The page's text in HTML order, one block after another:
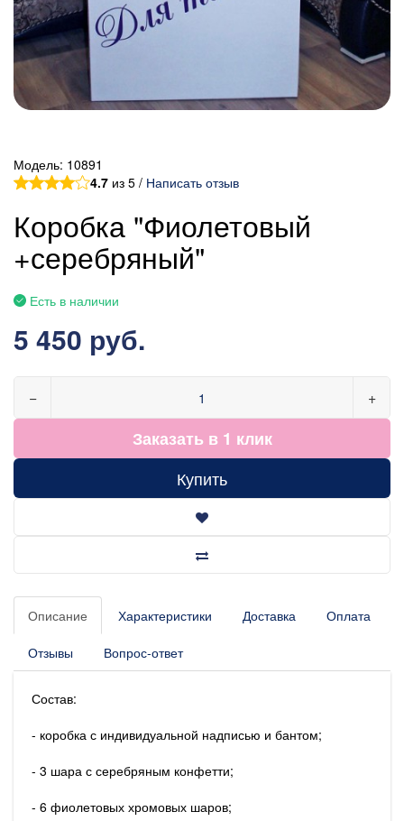
Модель: 10891
4.7 из 5 / Написать отзыв
Коробка "Фиолетовый
+серебряный"
Есть в наличии
5 450 руб.
− +
Заказать в 1 клик
Купить
Описание Характеристики Доставка Оплата
Отзывы Вопрос-ответ
Состав:
- коробка с индивидуальной надписью и бантом;
- 3 шара с серебряным конфетти;
- 6 фиолетовых хромовых шаров;